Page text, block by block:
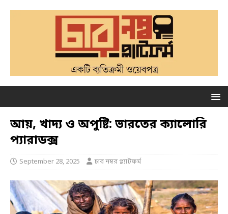
আয়, খাদ্য ও অপুষ্টি: ভারতের ক্যালোরি
প্যারাডক্স
September 28, 2025 চার নম্বর প্ল্যাটফর্ম